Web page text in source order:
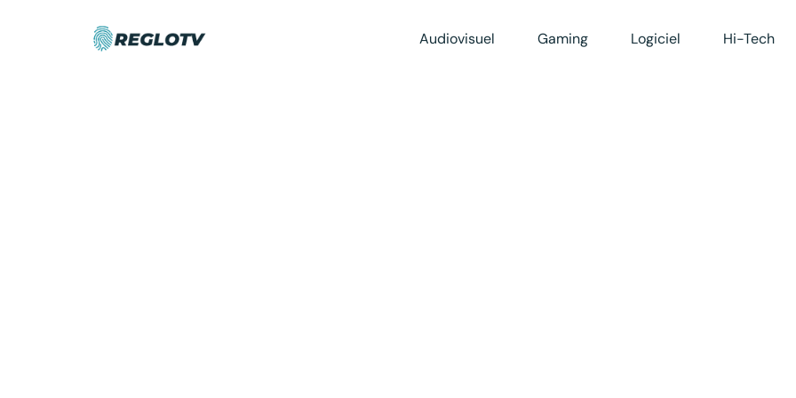
Audiovisuel Gaming Logiciel Hi-Tech